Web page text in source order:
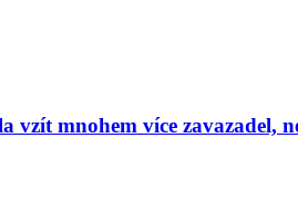
vzít mnohem více zavazadel,